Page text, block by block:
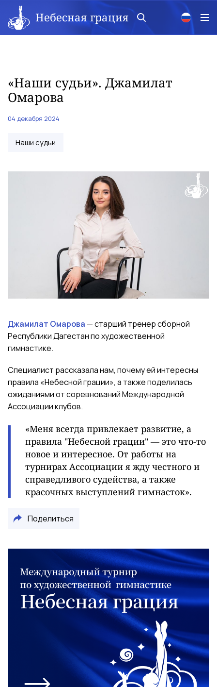
Небесная грация
«Наши судьи». Джамилат
Омарова
04 декабря 2024
Наши судьи
Джамилат Омарова — старший тренер сборной
Республики Дагестан по художественной
гимнастике.
Специалист рассказала нам, почему ей интересны
правила «Небесной грации», а также поделилась
ожиданиями от соревнований Международной
Ассоциации клубов.
«Меня всегда привлекает развитие, а
правила "Небесной грации" — это что-то
новое и интересное. От работы на
турнирах Ассоциации я жду честного и
справедливого судейства, а также
красочных выступлений гимнасток».
Поделиться